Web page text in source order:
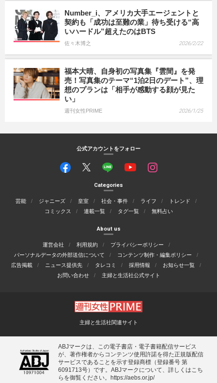
Number_i、アメリカ大手エージェントと
契約も「成功は至難の業」待ち受ける“高
いハードル”超えたのはBTS
佐々木博之 2026/2/22
福本大晴、自身初の写真集『雲間』を発
売！写真集のテーマ“1泊2日のデート”、理
想のプランは「相手が感動する顔が見た
い」
週刊女性PRIME 2026/1/25
公式アカウントをフォロー
Categories
芸能 ジャニーズ 皇室 社会・事件 ライフ
トレンド
コミックス
連載一覧 タグ一覧 無料占い
About us
運営会社 利用規約
プライバシーポリシー
パーソナルデータの外部送信について
コンテンツ制作・編集ポリシー
広告掲載
ニュース提供先 タレコミ 採用情報
お知らせ一覧
お問い合わせ
主婦と生活社公式サイト
主婦と生活社関連サイト
ABJマークは、この電子書店・電子書籍配信サービス
が、著作権者からコンテンツ使用許諾を得た正規版配信
サービスであることを示す登録商標（登録番号 第
6091713号）です。ABJマークについて、詳しくはこち
らを御覧ください。 https://aebs.or.jp/